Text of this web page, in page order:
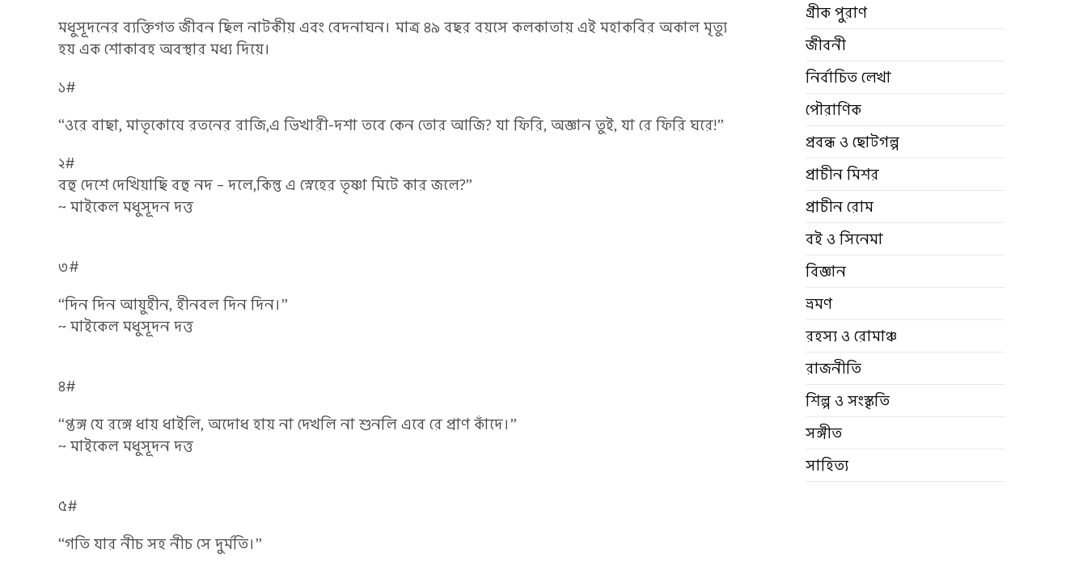
মধুসূদনের ব্যক্তিগত জীবন ছিল নাটকীয় এবং বেদনাঘন। মাত্র ৪৯ বছর বয়সে কলকাতায় এই মহাকবির অকাল মৃত্যু
হয় এক শোকাবহ অবস্থার মধ্য দিয়ে।
১#
“ওরে বাছা, মাতৃকোষে রতনের রাজি,এ ভিখারী-দশা তবে কেন তোর আজি? যা ফিরি, অজ্ঞান তুই, যা রে ফিরি ঘরে!”
২#
বহু দেশে দেখিয়াছি বহু নদ – দলে,কিন্তু এ স্নেহের তৃষ্ণা মিটে কার জলে?”
~ মাইকেল মধুসূদন দত্ত
৩#
“দিন দিন আয়ুহীন, হীনবল দিন দিন।”
~ মাইকেল মধুসূদন দত্ত
৪#
“প্তঙ্গ যে রঙ্গে ধায় ধাইলি, অদোধ হায় না দেখলি না শুনলি এবে রে প্রাণ কাঁদে।”
~ মাইকেল মধুসূদন দত্ত
৫#
“গতি যার নীচ সহ নীচ সে দুর্মতি।”
গ্রীক পুরাণ
জীবনী
নির্বাচিত লেখা
পৌরাণিক
প্রবন্ধ ও ছোটগল্প
প্রাচীন মিশর
প্রাচীন রোম
বই ও সিনেমা
বিজ্ঞান
ভ্রমণ
রহস্য ও রোমাঞ্চ
রাজনীতি
শিল্প ও সংস্কৃতি
সঙ্গীত
সাহিত্য